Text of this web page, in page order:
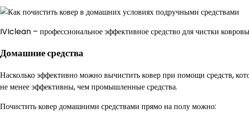
IVIclean – профессиональное эффективное средство для чистки
Домашние средства
Насколько эффективно можно вычистить ковер при помощи средств,
не менее эффективны, чем промышленные средства.
Почистить ковер домашними средствами прямо на полу можно: